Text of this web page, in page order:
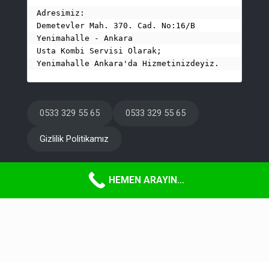
Adresimiz:
Demetevler Mah. 370. Cad. No:16/B
Yenimahalle - Ankara
Usta Kombi Servisi Olarak;
Yenimahalle Ankara'da Hizmetinizdeyiz.
0533 329 55 65 0533 329 55 65
Gizlilik Politikamız
HEMEN ARAYIN...